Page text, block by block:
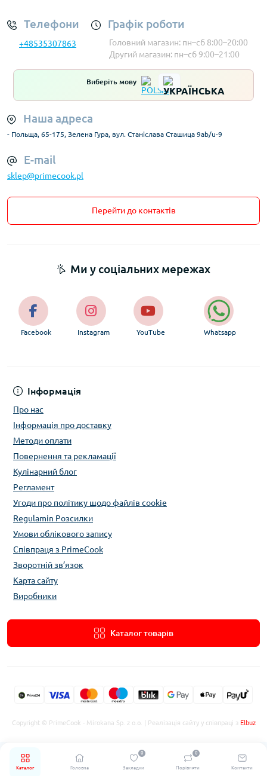
Каталог Головна Закладки
0
Порівняти
0
Контакти
Телефони
+48535307863
Графік роботи
Головний магазин: пн–сб 8:00–20:00
Другий магазин: пн–сб 9:00–21:00
Виберіть мову
Наша адреса
- Польща, 65-175, Зелена Гура, вул. Станіслава Сташица 9ab/u-9
E-mail
sklep@primecook.pl
Перейти до контактів
Інформація
Про нас
Інформація про доставку
Методи оплати
Повернення та рекламації
Кулінарний блог
Регламент
Угоди про політику щодо файлів cookie
Regulamin Розсилки
Умови облікового запису
Співпраця з PrimeCook
Зворотній зв’язок
Карта сайту
Виробники
Каталог товарів
Ми у соціальних мережах
Facebook Instagram YouTube Whatsapp
Copyright © PrimeCook - Mirokana Sp. z o.o. | Реалізація сайту у співпраці з Elbuz